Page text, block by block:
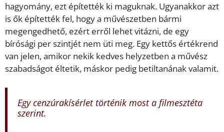
hagyomány, ezt építették ki maguknak. Ugyanakkor azt
is ők építették fel, hogy a művészetben bármi
megengedhető, ezért erről lehet vitázni, de egy
bírósági per szintjét nem üti meg. Egy kettős értékrend
van jelen, amikor nekik kedves helyzetben a művész
szabadságot éltetik, máskor pedig betiltanának valamit.
Egy cenzúrakísérlet történik most a filmesztéta
szerint.